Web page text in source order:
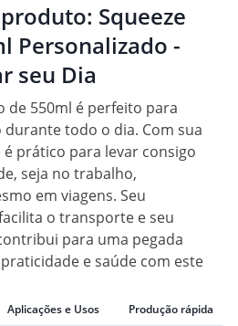
Squeeze
Personalizado -
seu Dia
de 550ml é perfeito para
todo o dia. Com sua
é prático para levar consigo
seja no trabalho,
em viagens. Seu
o transporte e seu
para uma pegada
e saúde com este
Aplicações e Usos Produção rápida